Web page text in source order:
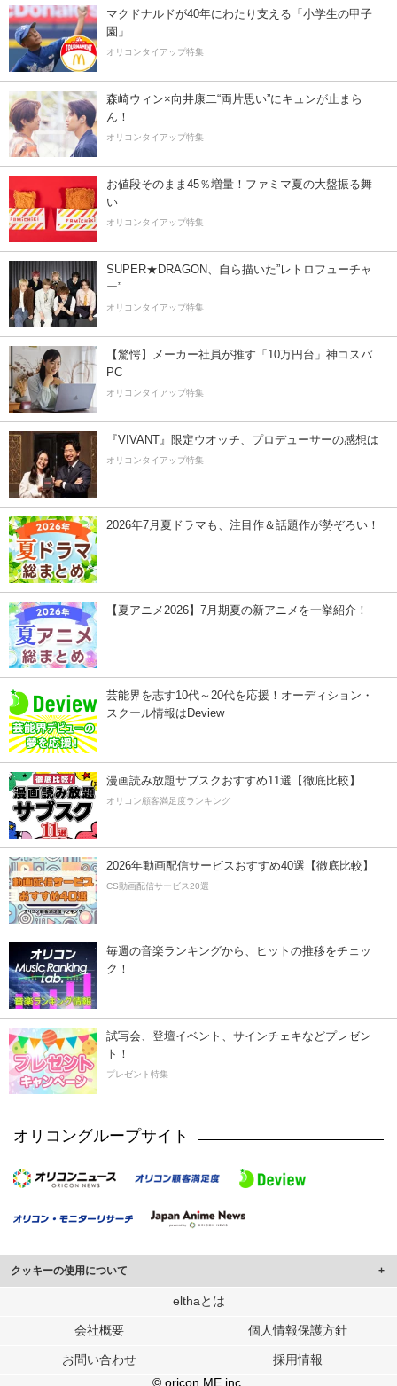
マクドナルドが40年にわたり支える「小学生の甲子
園」
オリコンタイアップ特集
森崎ウィン×向井康二“両片思い”にキュンが止まら
ん！
オリコンタイアップ特集
お値段そのまま45％増量！ファミマ夏の大盤振る舞
い
オリコンタイアップ特集
SUPER★DRAGON、自ら描いた”レトロフューチャ
ー”
オリコンタイアップ特集
【驚愕】メーカー社員が推す「10万円台」神コスパ
PC
オリコンタイアップ特集
『VIVANT』限定ウオッチ、プロデューサーの感想は
オリコンタイアップ特集
2026年7月夏ドラマも、注目作＆話題作が勢ぞろい！
【夏アニメ2026】7月期夏の新アニメを一挙紹介！
芸能界を志す10代～20代を応援！オーディション・
スクール情報はDeview
漫画読み放題サブスクおすすめ11選【徹底比較】
オリコン顧客満足度ランキング
2026年動画配信サービスおすすめ40選【徹底比較】
CS動画配信サービス20選
毎週の音楽ランキングから、ヒットの推移をチェッ
ク！
試写会、登壇イベント、サインチェキなどプレゼン
ト！
プレゼント特集
オリコングループサイト
クッキーの使用について
このサイトでは Cookie を使用して、ユーザーに合わせたコンテンツや広告の
行っています。
メディアや広告配信、データ解析の各パートナーに提供しています。
各パートナーは、この情報とユーザーが各パートナーに提供した他の情報や、
elthaとは
会社概要 個人情報保護方針
お問い合わせ
採用情報
© oricon ME inc.